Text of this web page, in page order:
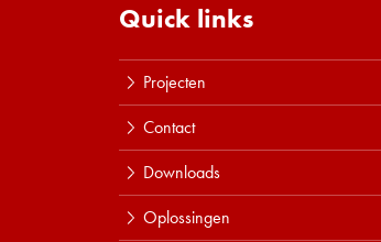
Quick links
Projecten
Contact
Downloads
Oplossingen